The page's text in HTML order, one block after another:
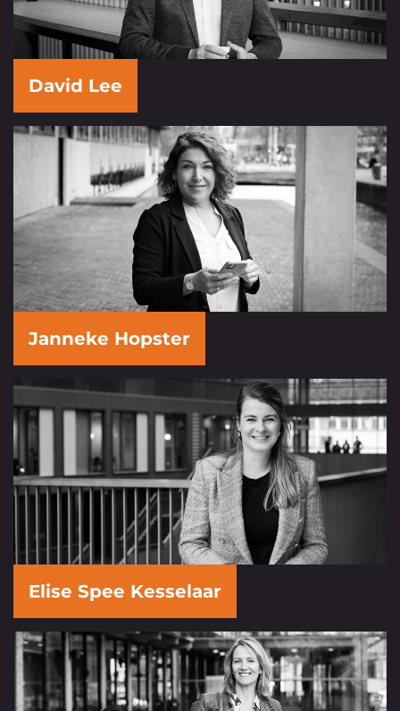
David Lee
Janneke Hopster
Elise Spee Kesselaar